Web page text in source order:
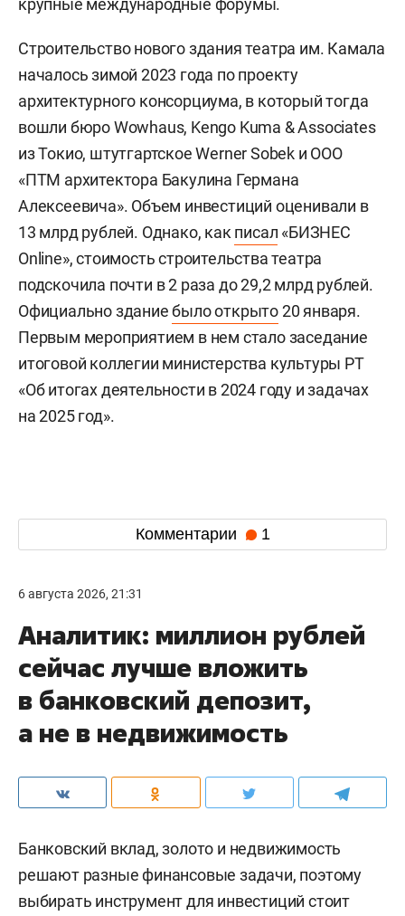
Строительство нового здания театра им. Камала
началось зимой 2023 года по проекту
архитектурного консорциума, в который тогда
вошли бюро Wowhaus, Kengo Kuma & Associates
из Токио, штутгартское Werner Sobek и ООО
«ПТМ архитектора Бакулина Германа
Алексеевича». Объем инвестиций оценивали в
13 млрд рублей. Однако, как писал «БИЗНЕС
Online», стоимость строительства театра
подскочила почти в 2 раза до 29,2 млрд рублей.
Официально зданиебыло открыто20 января.
Первым мероприятием в нем стало заседание
итоговой коллегии министерства культуры РТ
«Об итогах деятельности в 2024 году и задачах
на 2025 год».
Комментарии 1
6 августа 2026, 21:31
Аналитик: миллион рублей
сейчас лучше вложить
в банковский депозит,
а не в недвижимость
Банковский вклад, золото и недвижимость
решают разные финансовые задачи, поэтому
выбирать инструмент для инвестиций стоит